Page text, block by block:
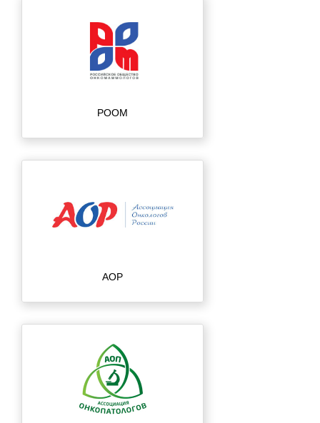
РООМ
АОР